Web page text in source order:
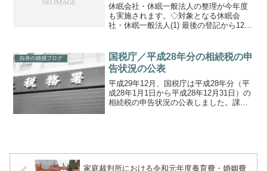
休眠会社・休眠一般法人の整理が今年度
も実施されます。◇対象となる休眠会
社・休眠一般法人(1) 最後の登記から12年
ている一般社団法人又は一般財団法人
（公益社団法人...
白井の雑感ブログ
国税庁／平成28年分の相続税の申
告状況の公表
平成29年12月、国税庁は平成28年分（平
成28年1月1日から平成28年12月31日）の
相続税の申告状況の公表しました。課税
家庭裁判所における令和元年度養育費・婚姻費